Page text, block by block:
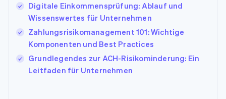
Digitale Einkommensprüfung: Ablauf und
Wissenswertes für Unternehmen
Zahlungsrisikomanagement 101: Wichtige
Komponenten und Best Practices
Grundlegendes zur ACH-Risikominderung: Ein
Leitfaden für Unternehmen
Kroatien
EnglishItaliano
Lettland
Liechtenstein
DeutschEnglish
Litauen